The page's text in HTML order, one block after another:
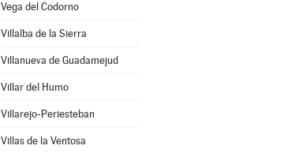
Vega del Codorno
Villalba de la Sierra
Villanueva de Guadamejud
Villar del Humo
Villarejo-Periesteban
Villas de la Ventosa